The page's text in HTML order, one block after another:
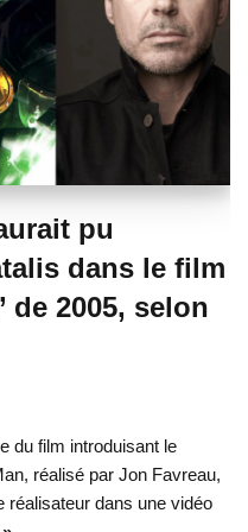
pu
dans le film
de 2005, selon
du film introduisant le
réalisé par Jon Favreau,
réalisateur dans une vidéo